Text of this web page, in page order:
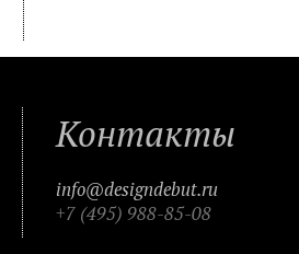
Контакты
info@designdebut.ru
+7 (495) 988-85-08